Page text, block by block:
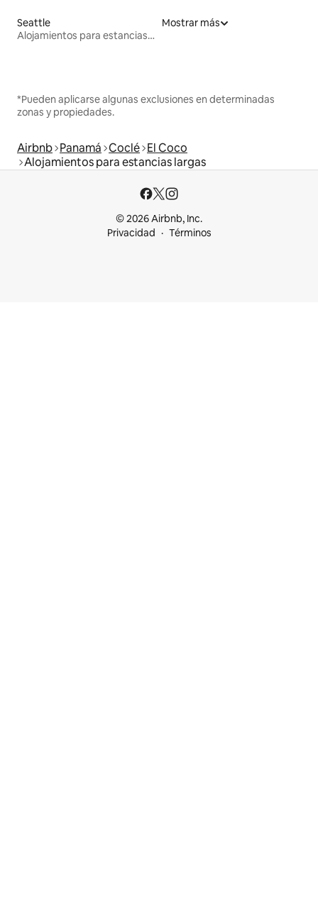
Seattle
Alojamientos para estancias largas
Mostrar más
*Pueden aplicarse algunas exclusiones en determinadas
zonas y propiedades.
Airbnb Panamá Coclé El Coco
Alojamientos para estancias largas
© 2026 Airbnb, Inc.
Privacidad
Términos